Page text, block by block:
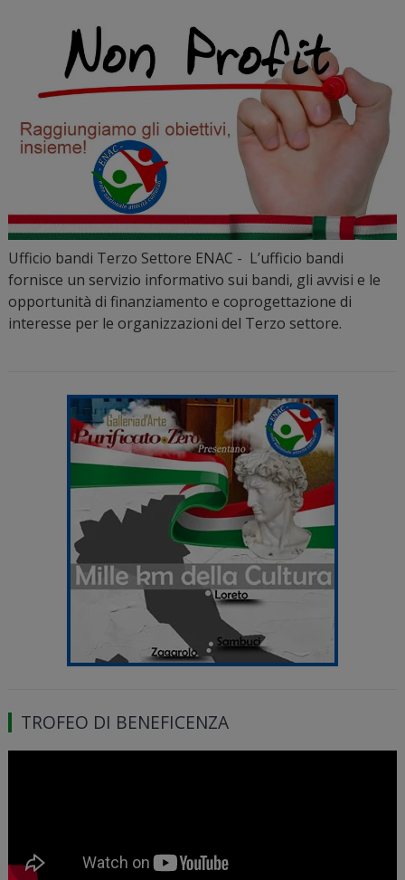
Ufficio bandi Terzo Settore ENAC - L’ufficio bandi
fornisce un servizio informativo sui bandi, gli avvisi e le
opportunità di finanziamento e coprogettazione di
interesse per le organizzazioni del Terzo settore.
TROFEO DI BENEFICENZA